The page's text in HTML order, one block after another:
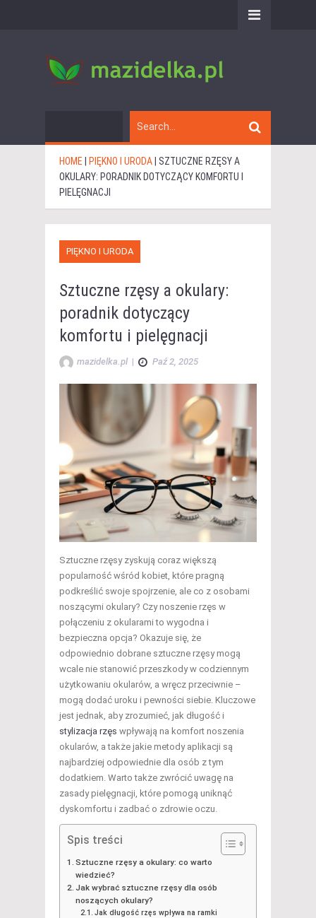
HOME PIĘKNO I URODA SZTUCZNE RZĘSY A
OKULARY: PORADNIK DOTYCZĄCY KOMFORTU I
PIELĘGNACJI
PIĘKNO I URODA
Sztuczne rzęsy a okulary:
poradnik dotyczący
komfortu i pielęgnacji
mazidelka.pl | Paź 2, 2025
Sztuczne rzęsy zyskują coraz większą
popularność wśród kobiet, które pragną
podkreślić swoje spojrzenie, ale co z osobami
noszącymi okulary? Czy noszenie rzęs w
połączeniu z okularami to wygodna i
bezpieczna opcja? Okazuje się, że
odpowiednio dobrane sztuczne rzęsy mogą
wcale nie stanowić przeszkody w codziennym
użytkowaniu okularów, a wręcz przeciwnie –
mogą dodać uroku i pewności siebie. Kluczowe
jest jednak, aby zrozumieć, jak długość i
stylizacja rzęs wpływają na komfort noszenia
okularów, a także jakie metody aplikacji są
najbardziej odpowiednie dla osób z tym
dodatkiem. Warto także zwrócić uwagę na
zasady pielęgnacji, które pomogą uniknąć
dyskomfortu i zadbać o zdrowie oczu.
Spis treści
Sztuczne rzęsy a okulary: co warto
wiedzieć?
Jak wybrać sztuczne rzęsy dla osób
noszących okulary?
Jak długość rzęs wpływa na ramki